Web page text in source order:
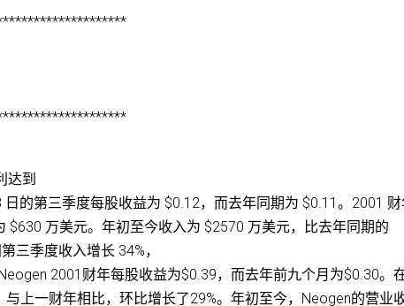
达到
的第三季度每股收益为 $0.12，而去年同期为 $0.11。2001
$630 万美元。年初至今收入为 $2570 万美元，比去年同期的
三季度收入增长 34%，
2001财年每股收益为$0.39，而去年前九个月为$0.30。
上一财年相比，环比增长了29%。年初至今，Neogen的营业